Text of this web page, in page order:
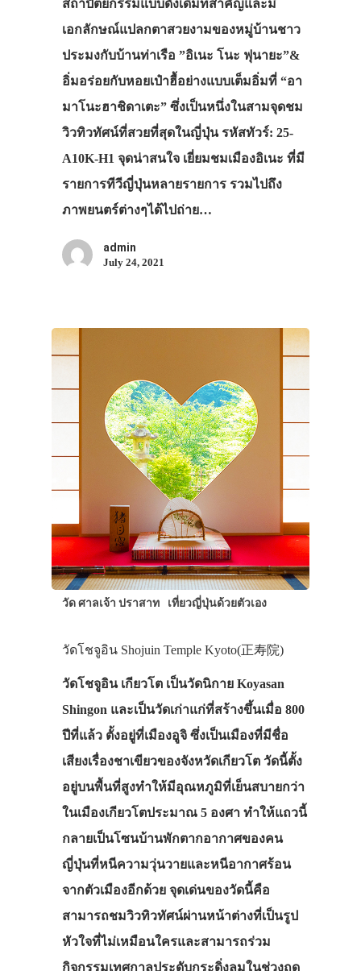
สถาปัตยกรรมแบบดั้งเดิมที่สำคัญและมี
เอกลักษณ์แปลกตาสวยงามของหมู่บ้านชาว
ประมงกับบ้านท่าเรือ ”อิเนะ โนะ ฟุนายะ”&
อิ่มอร่อยกับหอยเป๋าฮื้อย่างแบบเต็มอิ่มที่ “อา
มาโนะฮาชิดาเตะ” ซึ่งเป็นหนึ่งในสามจุดชม
วิวทิวทัศน์ที่สวยที่สุดในญี่ปุ่น รหัสทัวร์: 25-
A10K-H1 จุดน่าสนใจ เยี่ยมชมเมืองอิเนะ ที่มี
รายการทีวีญี่ปุ่นหลายรายการ รวมไปถึง
ภาพยนตร์ต่างๆได้ไปถ่าย…
admin
July 24, 2021
วัด ศาลเจ้า ปราสาท เที่ยวญี่ปุ่นด้วยตัวเอง
วัดโชจูอิน Shojuin Temple Kyoto(正寿院)
วัดโชจูอิน เกียวโต เป็นวัดนิกาย Koyasan
Shingon และเป็นวัดเก่าแก่ที่สร้างขึ้นเมื่อ 800
ปีที่แล้ว ตั้งอยู่ที่เมืองอูจิ ซึ่งเป็นเมืองที่มีชื่อ
เสียงเรื่องชาเขียวของจังหวัดเกียวโต วัดนี้ตั้ง
อยู่บนพื้นที่สูงทำให้มีอุณหภูมิที่เย็นสบายกว่า
ในเมืองเกียวโตประมาณ 5 องศา ทำให้แถวนี้
กลายเป็นโซนบ้านพักตากอากาศของคน
ญี่ปุ่นที่หนีความวุ่นวายและหนีอากาศร้อน
จากตัวเมืองอีกด้วย จุดเด่นของวัดนี้คือ
สามารถชมวิวทิวทัศน์ผ่านหน้าต่างที่เป็นรูป
หัวใจที่ไม่เหมือนใครและสามารถร่วม
กิจกรรมเทศกาลประดับกระดิ่งลมในช่วงฤดู